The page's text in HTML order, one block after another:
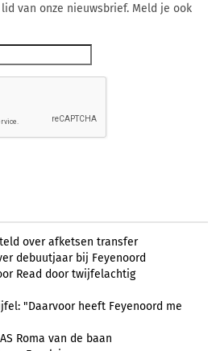
van onze nieuwsbrief. Meld je ook
over afketsen transfer
debuutjaar bij Feyenoord
Read door twijfelachtig
"Daarvoor heeft Feyenoord me
Roma van de baan